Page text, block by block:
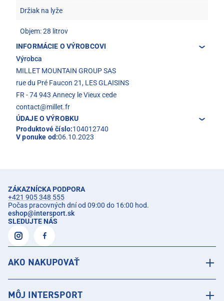
Držiak na lyže
Objem: 28 litrov
INFORMÁCIE O VÝROBCOVI
Výrobca
MILLET MOUNTAIN GROUP SAS
rue du Pré Faucon 21, LES GLAISINS
FR - 74 943 Annecy le Vieux cede
contact@millet.fr
ÚDAJE O VÝROBKU
Produktové číslo:104012740
V ponuke od:06.10.2023
ZÁKAZNÍCKA PODPORA
+421 905 348 555
Počas pracovných dní od 09:00 do 16:00 hod.
eshop@intersport.sk
SLEDUJTE NÁS
AKO NAKUPOVAŤ
MÔJ INTERSPORT